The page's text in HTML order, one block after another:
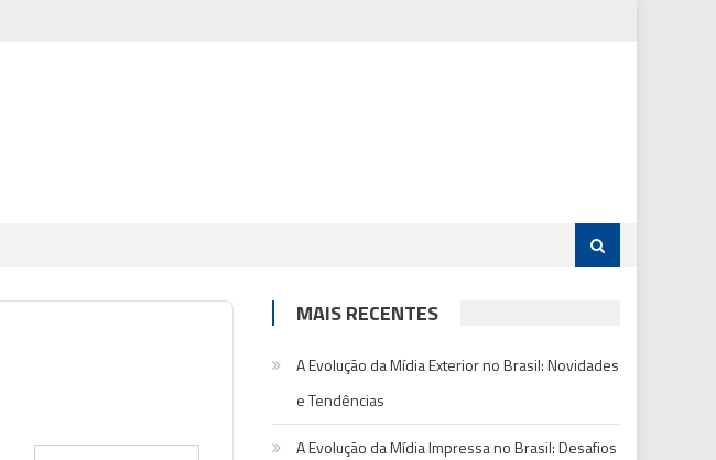
MAIS RECENTES
A Evolução da Mídia Exterior no Brasil: Novidades
e Tendências
A Evolução da Mídia Impressa no Brasil: Desafios